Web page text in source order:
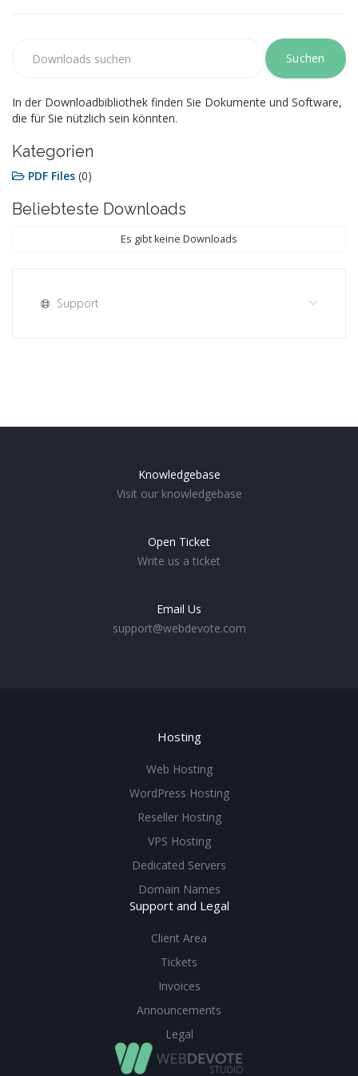
In der Downloadbibliothek finden Sie Dokumente und Software,
die für Sie nützlich sein könnten.
Kategorien
PDF Files (0)
Beliebteste Downloads
Es gibt keine Downloads
Support
Knowledgebase
Visit our knowledgebase
Open Ticket
Write us a ticket
Email Us
support@webdevote.com
Hosting
Web Hosting
WordPress Hosting
Reseller Hosting
VPS Hosting
Dedicated Servers
Domain Names
Support and Legal
Client Area
Tickets
Invoices
Announcements
Legal